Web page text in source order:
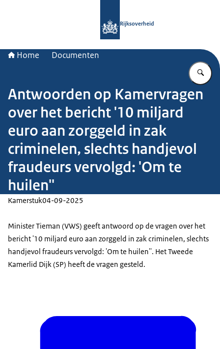
Rijksoverheid
Home Documenten
Antwoorden op Kamervragen
over het bericht '10 miljard
euro aan zorggeld in zak
criminelen, slechts handjevol
fraudeurs vervolgd: 'Om te
huilen''
Kamerstuk04-09-2025
Minister Tieman (VWS) geeft antwoord op de vragen over het
bericht '10 miljard euro aan zorggeld in zak criminelen, slechts
handjevol fraudeurs vervolgd: 'Om te huilen''. Het Tweede
Kamerlid Dijk (SP) heeft de vragen gesteld.